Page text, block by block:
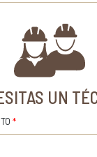
UN
*